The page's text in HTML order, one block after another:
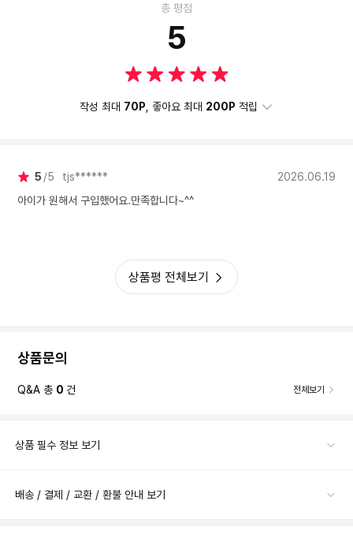
총 평점
5
작성 최대 70P , 좋아요 최대 200P 적립
5 5 tjs******
2026.06.19
아이가 원해서 구입했어요.만족합니다~^^
상품평 전체보기
상품문의
Q&A 총 0 건 전체보기
상품 필수 정보 보기
배송 / 결제 / 교환 / 환불 안내 보기